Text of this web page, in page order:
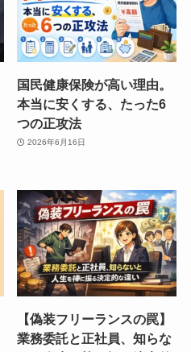
国民健康保険が高い理由。
本当に安くする、たった6
つの正攻法
2026年6月16日
【偽装フリーランスの罠】
業務委託と正社員、知らな